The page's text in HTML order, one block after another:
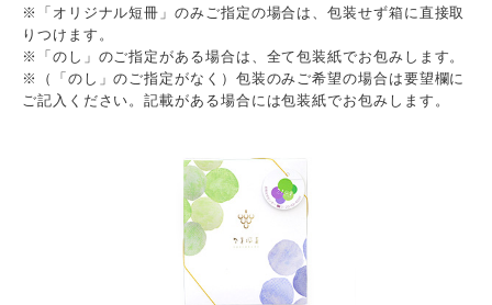
※「オリジナル短冊」のみご指定の場合は、包装せず箱に直接取
りつけます。
※「のし」のご指定がある場合は、全て包装紙でお包みします。
※（「のし」のご指定がなく）包装のみご希望の場合は要望欄に
ご記入ください。記載がある場合には包装紙でお包みします。